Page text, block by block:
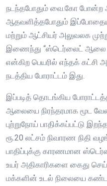
நடந்தபோதும் வை.கோ போன்ற
ஆதவளித்தபோதும் இப்போதைய
மற்றும் ஆட்சியர் அலுவலக
இணைந்து “ஸ்டெர்லைட் ஆலை
என்கிற பெயரில் எந்தக் கட்சி
நடத்திய போராட்டம் இது.
இப்படித் தொடங்கிய
ஆலையை நிரந்தரமாக மூட
புற்றுநோய் பாதிக்கப்பட்டு
ரூ.20 லட்சம் நிவாரண நிதி
பாதிப்புக்கு காரணமான
உயர் அதிகாரிகளை கைது
மக்களின் உடல் நிலையை